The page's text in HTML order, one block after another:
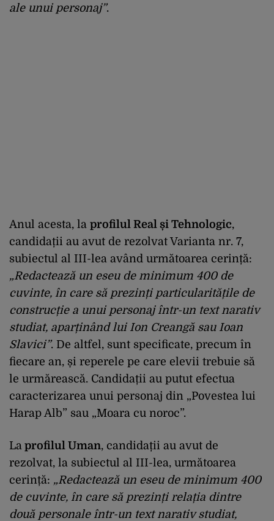
ale unui personaj”.
Anul acesta, la profilul Real și Tehnologic,
candidații au avut de rezolvat Varianta nr. 7,
subiectul al III-lea având următoarea cerință:
„Redactează un eseu de minimum 400 de
cuvinte, în care să prezinți particularitățile de
construcție a unui personaj într-un text narativ
studiat, aparținând lui Ion Creangă sau Ioan
Slavici”. De altfel, sunt specificate, precum în
fiecare an, și reperele pe care elevii trebuie să
le urmărească. Candidații au putut efectua
caracterizarea unui personaj din „Povestea lui
Harap Alb” sau „Moara cu noroc”.
La profilul Uman, candidații au avut de
rezolvat, la subiectul al III-lea, următoarea
cerință: „Redactează un eseu de minimum 400
de cuvinte, în care să prezinți relația dintre
două personale într-un text narativ studiat,